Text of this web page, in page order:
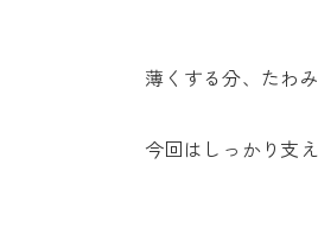
薄くする分、たわ
今回はしっかり支